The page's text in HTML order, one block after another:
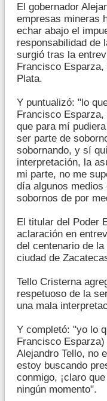
El gobernador
empresas mineras
echar abajo el
responsabilidad de
surgió tras la
Francisco
Plata.
Y puntualizó: "lo
Francisco
que para mí
ser parte de
sobornando, y sí
interpretación, la
mi parte, no me
día algunos medios
sobornos de por
El titular del Poder
aclaración en
del centenario de
ciudad de
Tello Cristerna
respetuoso de la
una mala
Y completó: "yo lo
Francisco
Alejandro Tello, no
estoy buscando
conmigo, ¡claro
ningún momento".